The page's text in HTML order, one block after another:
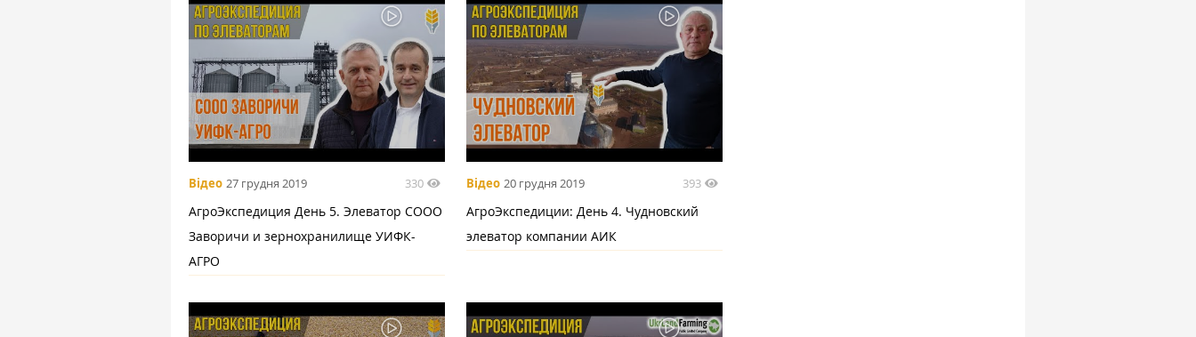
Відео 27 грудня 2019 330
АгроЭкспедиция День 5. Элеватор СООО
Заворичи и зернохранилище УИФК-
АГРО
Відео 20 грудня 2019 393
АгроЭкспедиции: День 4. Чудновский
элеватор компании АИК